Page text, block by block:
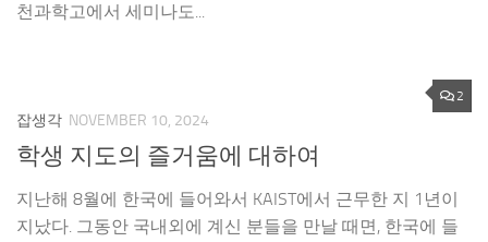
천과학고에서 세미나도...
2
잡생각 NOVEMBER 10, 2024
학생 지도의 즐거움에 대하여
지난해 8월에 한국에 들어와서 KAIST에서 근무한 지 1년이
지났다. 그동안 국내외에 계신 분들을 만날 때면, 한국에 들